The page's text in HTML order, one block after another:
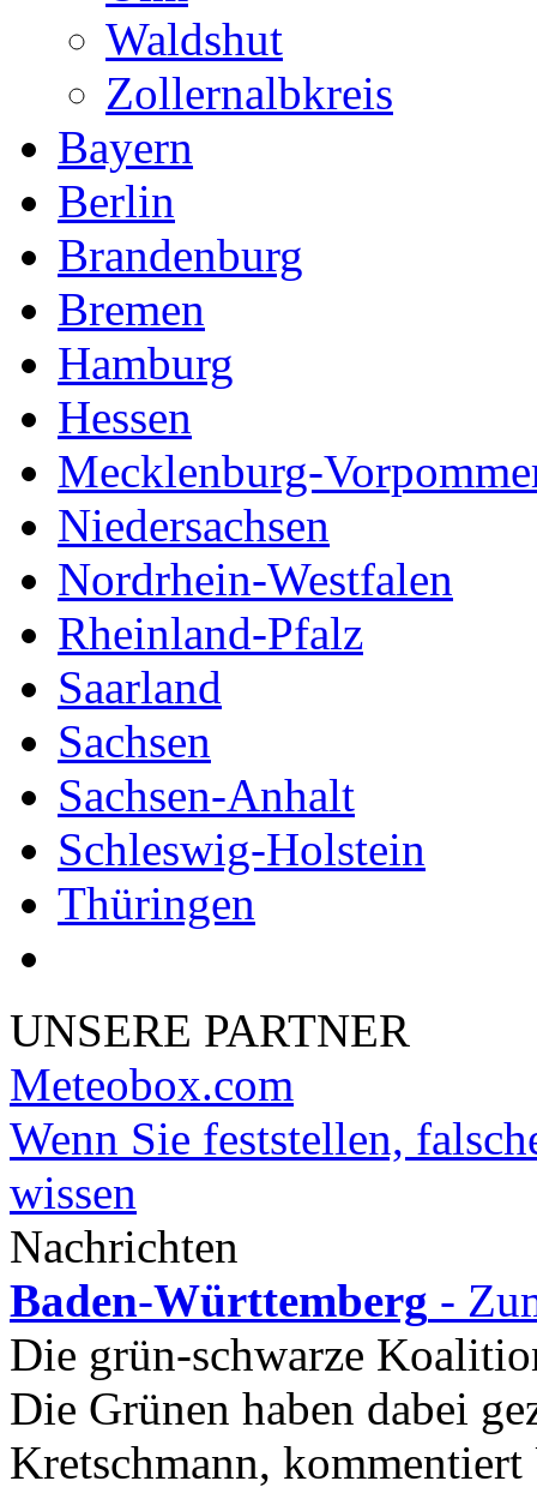
Waldshut
Zollernalbkreis
Bayern
Berlin
Brandenburg
Bremen
Hamburg
Hessen
Mecklenburg-
Niedersachsen
Nordrhein-Westfalen
Rheinland-Pfalz
Saarland
Sachsen
Sachsen-Anhalt
Schleswig-Holstein
Thüringen
UNSERE PARTNER
Meteobox.com
Wenn Sie feststellen,
wissen
Nachrichten
Baden-Württemberg -
Die grün-schwarze
Die Grünen haben dabei
Kretschmann,